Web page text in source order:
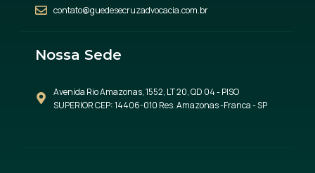
contato@guedesecruzadvocacia.com.br
Nossa Sede
Avenida Rio Amazonas, 1552, LT 20, QD 04 - PISO
SUPERIOR CEP: 14406-010 Res. Amazonas -Franca - SP